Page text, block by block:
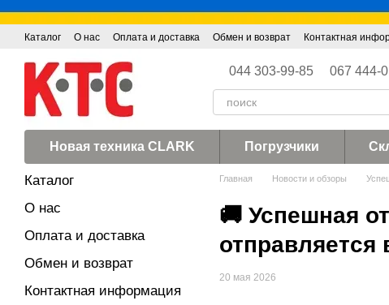
Перейти к основному контенту
Каталог О нас Оплата и доставка Обмен и возврат Контактная
044 303-99-85 067 444-
Новая техника CLARK Погрузчики
Главная Новости и обзоры
🚚 Успешная
отправляется
20 мая 2026
Каталог
О нас
Оплата и доставка
Обмен и возврат
Контактная информация